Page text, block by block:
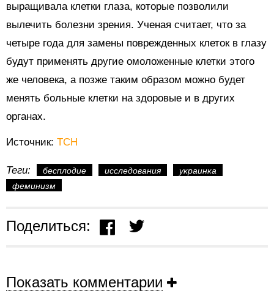
выращивала клетки глаза, которые позволили
вылечить болезни зрения. Ученая считает, что за
четыре года для замены поврежденных клеток в глазу
будут применять другие омоложенные клетки этого
же человека, а позже таким образом можно будет
менять больные клетки на здоровые и в других
органах.
Источник: ТСН
Теги: бесплодие исследования
украинка
феминизм
Поделиться:
Показать комментарии